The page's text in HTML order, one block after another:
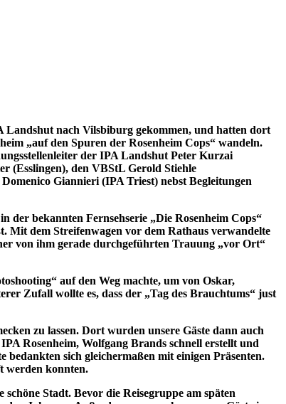
Landshut nach Vilsbiburg gekommen, und hatten dort
„auf den Spuren der Rosenheim Cops“ wandeln.
der IPA Landshut Peter Kurzai
(Esslingen), den VBStL Gerold Stiehle
Giannieri (IPA Triest) nebst Begleitungen
der bekannten Fernsehserie „Die Rosenheim Cops“
Mit dem Streifenwagen vor dem Rathaus verwandelte
von ihm gerade durchgeführten Trauung „vor Ort“
auf den Weg machte, um von Oskar,
Zufall wollte es, dass der „Tag des Brauchtums“ just
zu lassen. Dort wurden unsere Gäste dann auch
Rosenheim, Wolfgang Brands schnell erstellt und
sich gleichermaßen mit einigen Präsenten.
werden konnten.
Stadt. Bevor die Reisegruppe am späten